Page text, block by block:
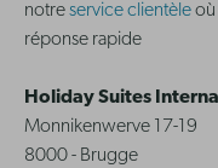
notreservice clientèleoù
réponse rapide
Holiday Suites
Monnikenwerve 17-19
8000 - Brugge